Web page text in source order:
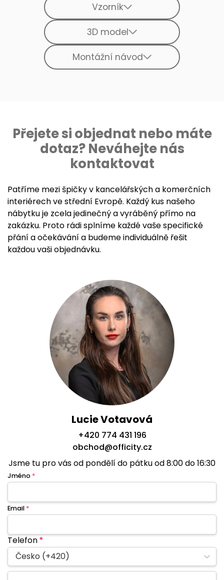
Vzorník
3D model
Montážní návod
Přejete si objednat nebo máte
dotaz? Neváhejte nás
kontaktovat
Patříme mezi špičky v kancelářských a komerčních
interiérech ve střední Evropě. Každý kus našeho
nábytku je zcela jedinečný a vyráběný přímo na
zakázku. Proto rádi splníme každé vaše specifické
přání a očekávání a budeme individuálně řešit
každou vaši objednávku.
Lucie Votavová
+420 774 431 196
obchod@officity.cz
Jsme tu pro vás od pondělí do pátku od 8:00 do 16:30
Jméno *
Email *
Telefon*
Česko (+420)